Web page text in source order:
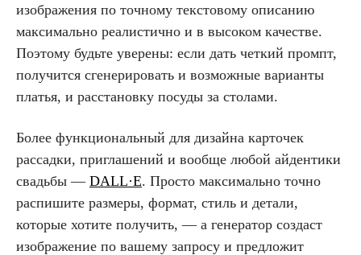
изображения по точному текстовому описанию
максимально реалистично и в высоком качестве.
Поэтому будьте уверены: если дать четкий промпт,
получится сгенерировать и возможные варианты
платья, и расстановку посуды за столами.
Более функциональный для дизайна карточек
рассадки, приглашений и вообще любой айдентики
свадьбы — DALL·E. Просто максимально точно
распишите размеры, формат, стиль и детали,
которые хотите получить, — а генератор создаст
изображение по вашему запросу и предложит